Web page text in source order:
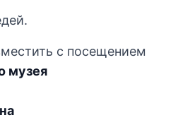
с посещением
музея